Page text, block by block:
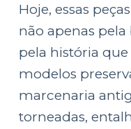
Hoje, essas
não apenas
pela história
modelos
marcenaria
torneadas,